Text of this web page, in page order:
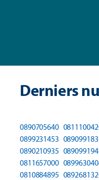
Derniers
0890705640
0899231453
0890210935
0811657000
0810884895